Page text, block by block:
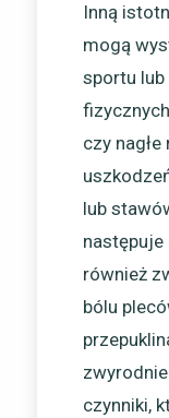
Inną
mogą
sportu lub
czy
lub
następuje
również
bólu
czynniki,